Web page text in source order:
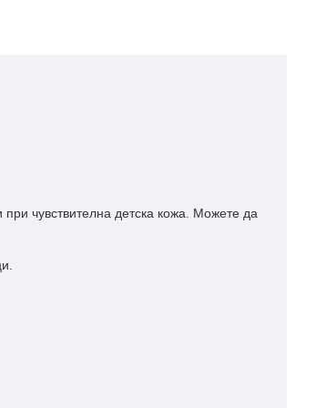
чувствителна детска кожа. Можете да